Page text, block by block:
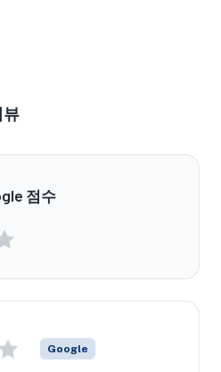
뷰
점수
Google